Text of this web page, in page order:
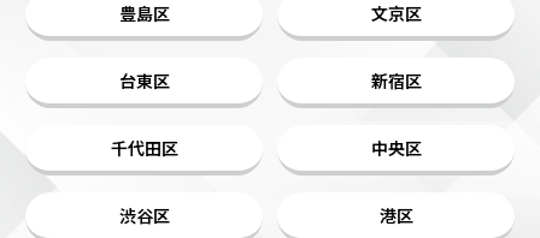
豊島区 文京区
台東区 新宿区
千代田区 中央区
渋谷区 港区